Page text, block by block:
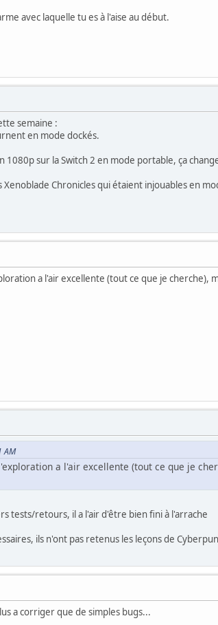
avec laquelle tu es à l'aise au début.
semaine :
en mode dockés.
1080p sur la Switch 2 en mode portable, ça
Xenoblade Chronicles qui étaient injouables en
a l'air excellente (tout ce que je
AM
a l'air excellente (tout ce que je
tests/retours, il a l'air d'être bien fini à l'arrache
ils n'ont pas retenus les leçons de
a corriger que de simples bugs...